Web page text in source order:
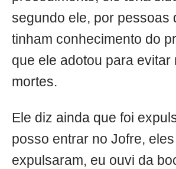
segundo ele, por pessoas
tinham conhecimento do
que ele adotou para evitar
mortes.
Ele diz ainda que foi
posso entrar no Jofre,
expulsaram, eu ouvi da